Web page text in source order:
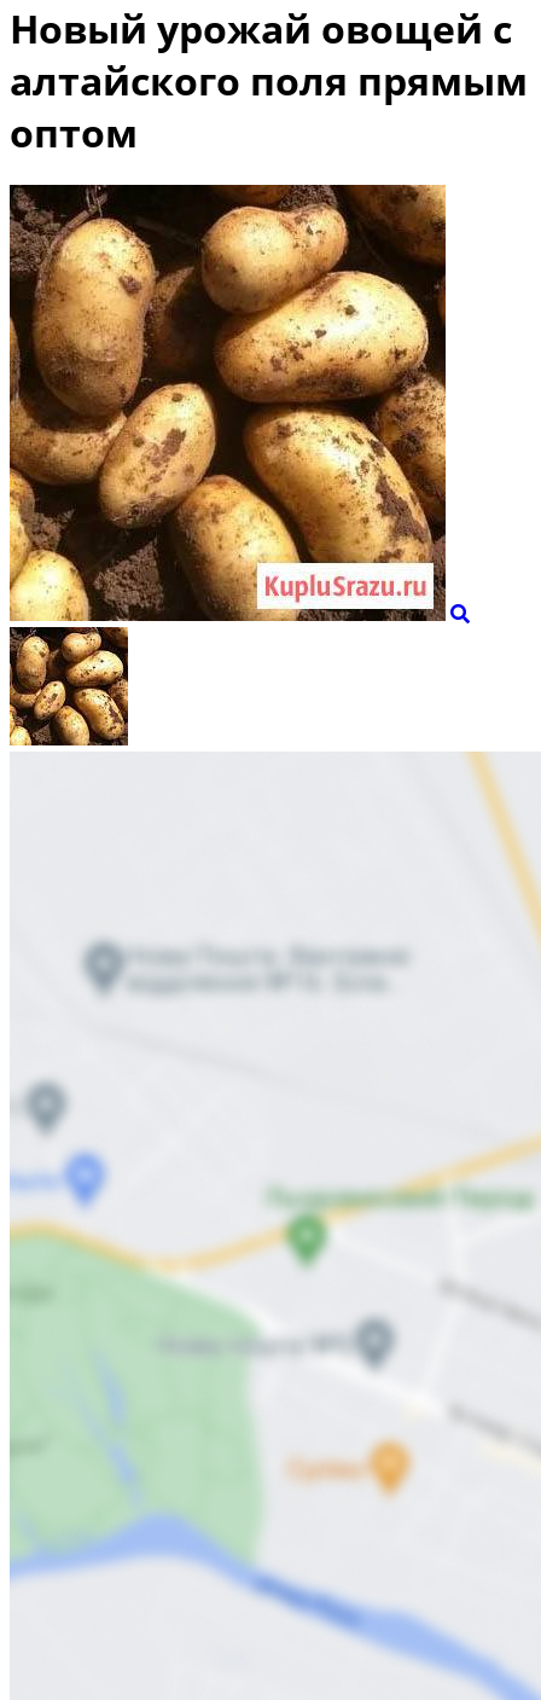
Новый урожай овощей с
алтайского поля прямым
оптом